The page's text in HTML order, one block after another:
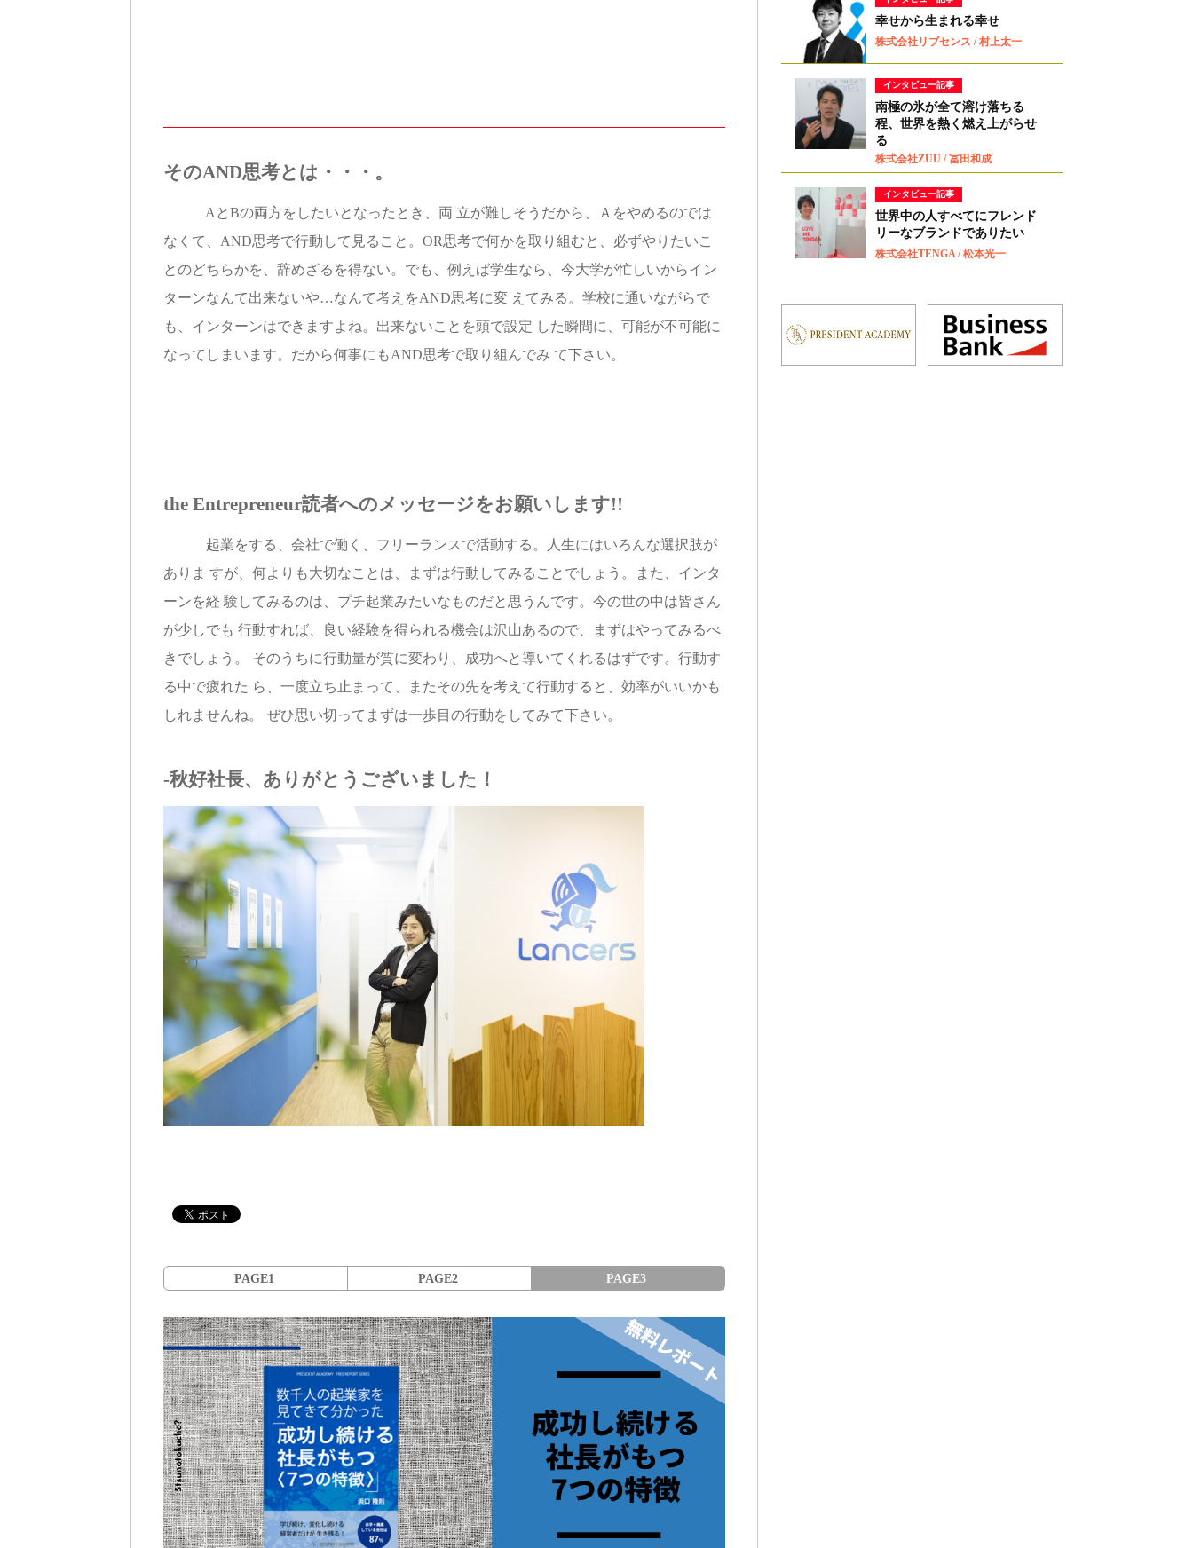
そのAND思考とは・・・。
AとBの両方をしたいとなったとき、両 立が難しそうだから、Ａをやめるのでは
なくて、AND思考で行動して見ること。OR思考で何かを取り組むと、必ずやりたいこ
とのどちらかを、辞めざるを得ない。でも、例えば学生なら、今大学が忙しいからイン
ターンなんて出来ないや…なんて考えをAND思考に変 えてみる。学校に通いながらで
も、インターンはできますよね。出来ないことを頭で設定 した瞬間に、可能が不可能に
なってしまいます。だから何事にもAND思考で取り組んでみ て下さい。
the Entrepreneur読者へのメッセージをお願いします!!
起業をする、会社で働く、フリーランスで活動する。人生にはいろんな選択肢が
ありま すが、何よりも大切なことは、まずは行動してみることでしょう。また、インタ
ーンを経 験してみるのは、プチ起業みたいなものだと思うんです。今の世の中は皆さん
が少しでも 行動すれば、良い経験を得られる機会は沢山あるので、まずはやってみるべ
きでしょう。 そのうちに行動量が質に変わり、成功へと導いてくれるはずです。行動す
る中で疲れた ら、一度立ち止まって、またその先を考えて行動すると、効率がいいかも
しれませんね。 ぜひ思い切ってまずは一歩目の行動をしてみて下さい。
-秋好社長、ありがとうございました！
PAGE1 PAGE2 PAGE3
幸せから生まれる幸せ
株式会社リブセンス / 村上太一
インタビュー記事
南極の氷が全て溶け落ちる
程、世界を熱く燃え上がらせ
る
株式会社ZUU / 冨田和成
インタビュー記事
世界中の人すべてにフレンド
リーなブランドでありたい
株式会社TENGA / 松本光一